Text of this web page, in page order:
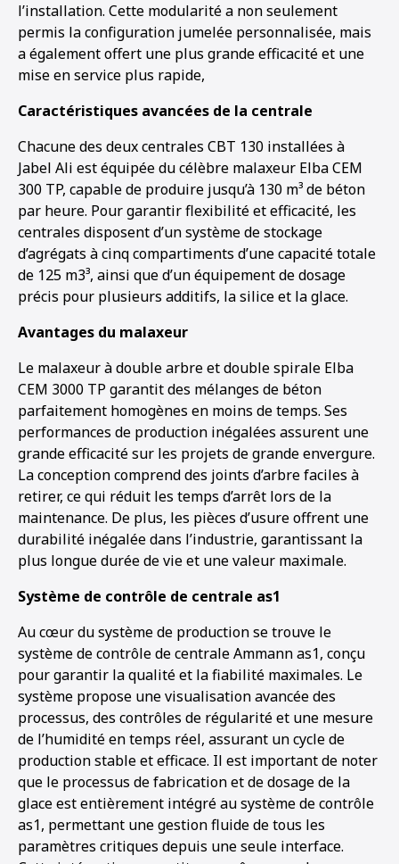
l’installation. Cette modularité a non seulement
permis la configuration jumelée personnalisée, mais
a également offert une plus grande efficacité et une
mise en service plus rapide,
Caractéristiques avancées de la centrale
Chacune des deux centrales CBT 130 installées à
Jabel Ali est équipée du célèbre malaxeur Elba CEM
300 TP, capable de produire jusqu’à 130 m³ de béton
par heure. Pour garantir flexibilité et efficacité, les
centrales disposent d’un système de stockage
d’agrégats à cinq compartiments d’une capacité totale
de 125 m3³, ainsi que d’un équipement de dosage
précis pour plusieurs additifs, la silice et la glace.
Avantages du malaxeur
Le malaxeur à double arbre et double spirale Elba
CEM 3000 TP garantit des mélanges de béton
parfaitement homogènes en moins de temps. Ses
performances de production inégalées assurent une
grande efficacité sur les projets de grande envergure.
La conception comprend des joints d’arbre faciles à
retirer, ce qui réduit les temps d’arrêt lors de la
maintenance. De plus, les pièces d’usure offrent une
durabilité inégalée dans l’industrie, garantissant la
plus longue durée de vie et une valeur maximale.
Système de contrôle de centrale as1
Au cœur du système de production se trouve le
système de contrôle de centrale Ammann as1, conçu
pour garantir la qualité et la fiabilité maximales. Le
système propose une visualisation avancée des
processus, des contrôles de régularité et une mesure
de l’humidité en temps réel, assurant un cycle de
production stable et efficace. Il est important de noter
que le processus de fabrication et de dosage de la
glace est entièrement intégré au système de contrôle
as1, permettant une gestion fluide de tous les
paramètres critiques depuis une seule interface.